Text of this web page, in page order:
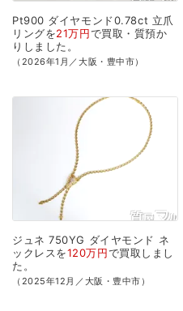
Pt900 ダイヤモンド0.78ct 立爪
リングを21万円で買取・質預か
り しました。
（2026年1月／大阪・豊中市）
ジュネ 750YG ダイヤモンド ネ
ックレスを120万円で買取 しまし
た。
（2025年12月／大阪・豊中市）